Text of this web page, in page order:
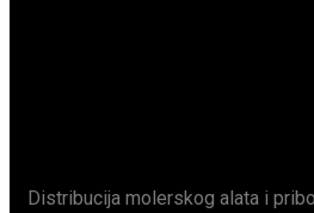
Distribucija molerskog alata i